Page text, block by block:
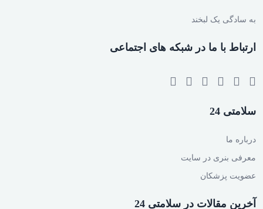
به سادگی یک لبخند
ارتباط با ما در شبکه های اجتماعی
سلامتی 24
درباره ما
معرفی بنری در سایت
عضویت پزشکان
آخرین مقالات در سلامتی 24